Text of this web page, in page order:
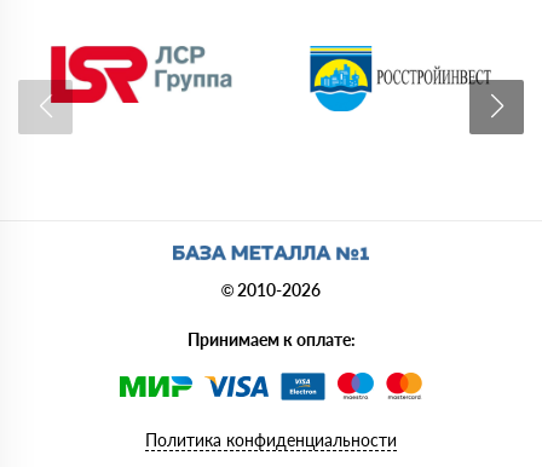
© 2010-2026
Принимаем к оплате:
Политика конфиденциальности